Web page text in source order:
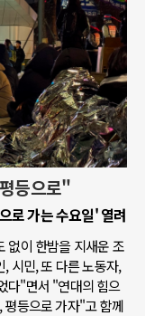
등으로"
로 가는 수요일' 열려
없이 한밤을 지새운 조
시민, 또 다른 노동자,
다"면서 "연대의 힘으
등으로 가자"고 함께